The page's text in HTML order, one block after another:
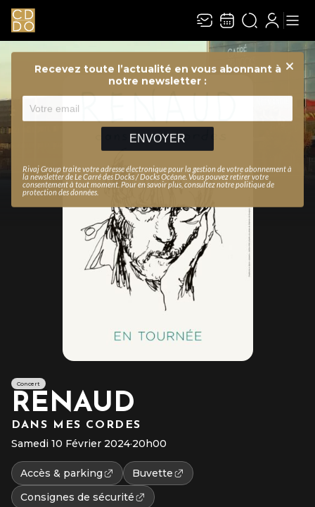
Recevez toute l’actualité en vous abonnant à
notre newsletter :
ENVOYER
Rivaj Group traite votre adresse électronique pour la gestion de votre abonnement à
la newsletter deLe Carré des Docks / Docks Océane. Vous pouvez retirer votre
consentement à tout moment. Pour en savoir plus, consultez notrepolitique de
protection des données.
Concert
RENAUD
DANS MES CORDES
Samedi 10 Février 2024·20h00
Accès & parking
Buvette
Consignes de sécurité